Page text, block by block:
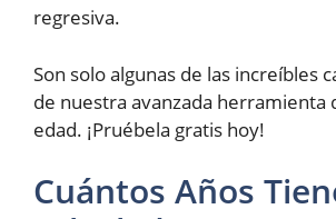
regresiva.
Son solo algunas de las increíbles
de nuestra avanzada herramienta
edad. ¡Pruébela gratis hoy!
Cuántos Años